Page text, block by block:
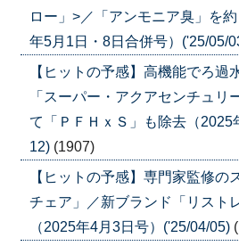
ロー」>／「アンモニア臭」を
年5月1日・8日合併号）('25/05/
【ヒットの予感】高機能でろ過
「スーパー・アクアセンチュリ
て「ＰＦＨｘＳ」も除去（2025
12) (1907)
【ヒットの予感】専門家監修の
チェア」／新ブランド「リスト
（2025年4月3日号）('25/04/05)